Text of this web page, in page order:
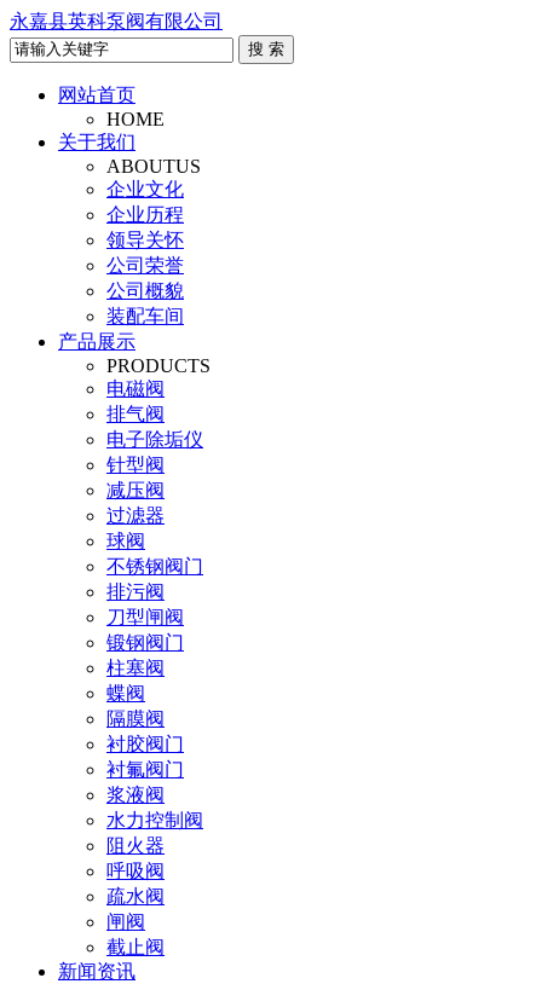
永嘉县英科泵阀有限公司
网站首页
HOME
关于我们
ABOUTUS
企业文化
企业历程
领导关怀
公司荣誉
公司概貌
装配车间
产品展示
PRODUCTS
电磁阀
排气阀
电子除垢仪
针型阀
减压阀
过滤器
球阀
不锈钢阀门
排污阀
刀型闸阀
锻钢阀门
柱塞阀
蝶阀
隔膜阀
衬胶阀门
衬氟阀门
浆液阀
水力控制阀
阻火器
呼吸阀
疏水阀
闸阀
截止阀
止回阀
新闻资讯